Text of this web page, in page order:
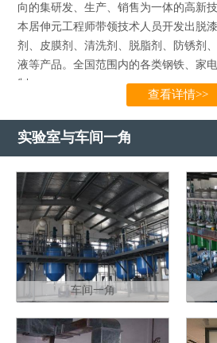
向的集研发、生产、销售为一体的高新
本居伸元工程师带领技术人员开发出脱
剂、皮膜剂、清洗剂、脱脂剂、防锈剂
液等产品。全国范围内的各类钢铁、家
制…...
查看详情>>
实验室与车间一角
车间一角